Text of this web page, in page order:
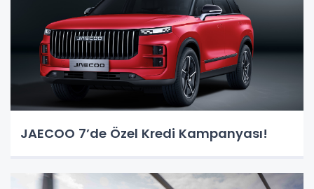
JAECOO 7’de Özel Kredi Kampanyası!